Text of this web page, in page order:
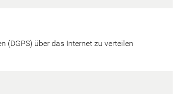
(DGPS) über das Internet zu verteilen